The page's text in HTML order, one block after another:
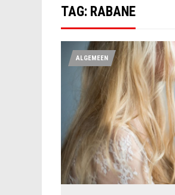
TAG: RABANE
ALGEMEEN